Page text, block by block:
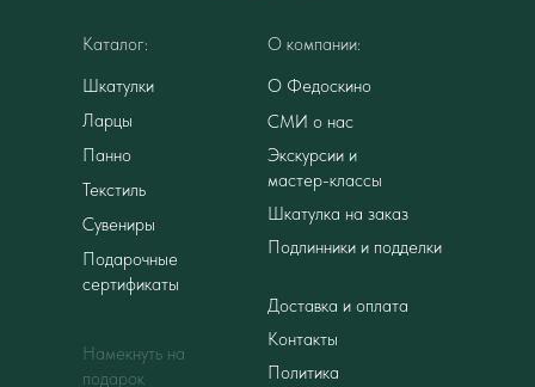
Каталог:
Шкатулки
Ларцы
Панно
Текстиль
Сувениры
Подарочные
сертификаты
Намекнуть на
подарок
О компании:
О Федоскино
Контакты
Экскурсии и
мастер-классы
Подлинники и подделки
Доставка и оплата
Шкатулка на заказ
Политика
СМИ о нас